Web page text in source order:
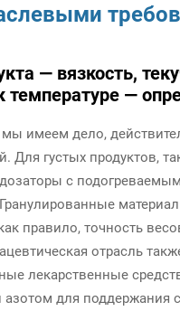
— вязкость,
температуре —
имеем дело,
Для густых продуктов,
с
правило, точность
отрасль
лекарственные
для поддержания